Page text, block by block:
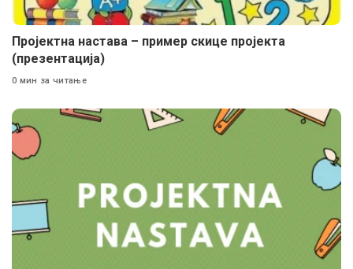
Пројектна настава – пример скице пројекта
(презентација)
0 мин за читање